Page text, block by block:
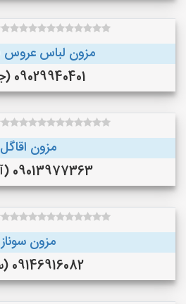
مزون لباس عروس vip دریا
09029940401 (جهرم )
مزون اقاگل
09013977363 (آذرشهر)
مزون سوناز
09146916082 (سهند)